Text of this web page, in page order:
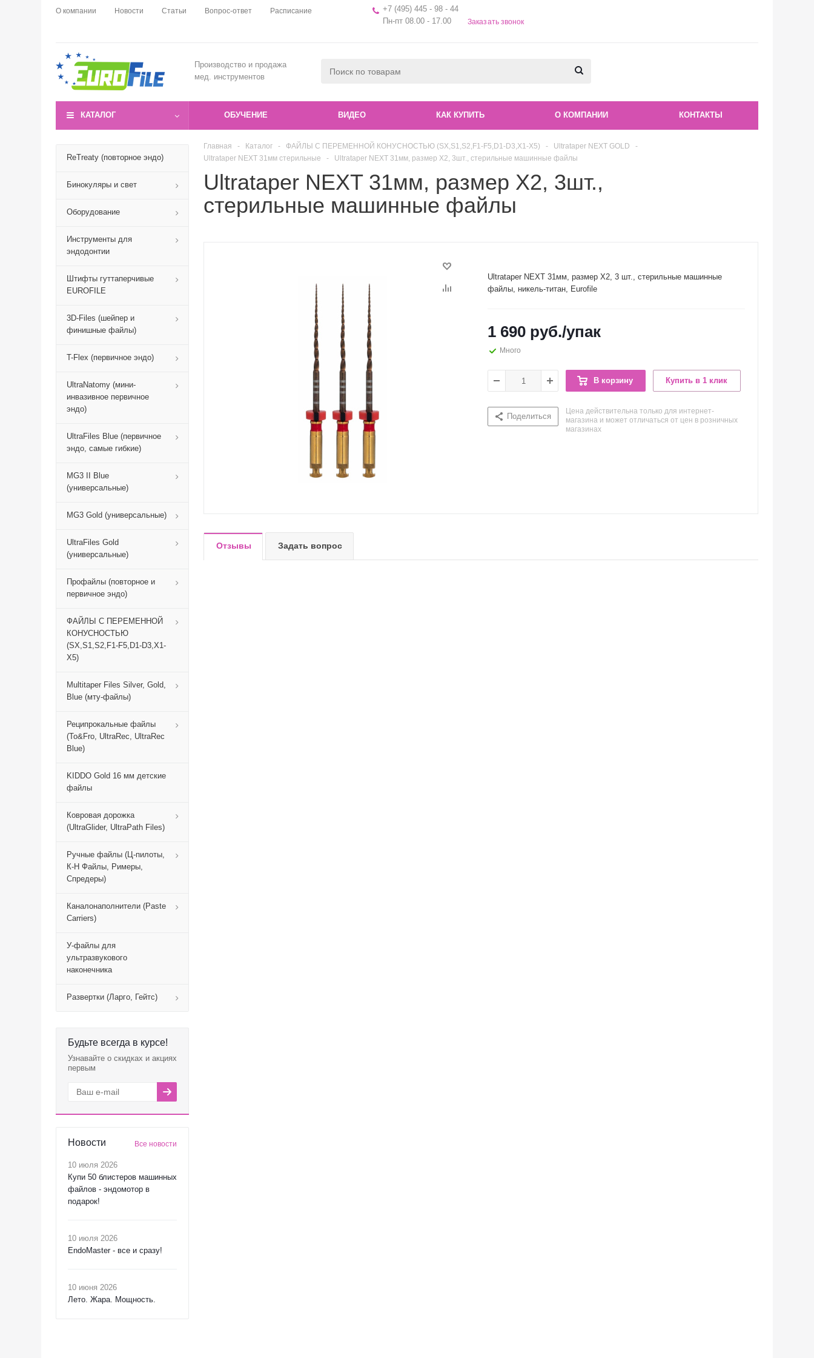
О компании Новости Статьи Вопрос-ответ Расписание
+7 (495) 445 - 98 - 44
Пн-пт 08.00 - 17.00
Заказать звонок
Производство и продажа
мед. инструментов
КАТАЛОГ ОБУЧЕНИЕ ВИДЕО КАК КУПИТЬ О КОМПАНИИ КОНТАКТЫ
ReTreaty (повторное эндо)
Бинокуляры и свет
Оборудование
Инструменты для
эндодонтии
Штифты гуттаперчивые
EUROFILE
3D-Files (шейпер и
финишные файлы)
T-Flex (первичное эндо)
UltraNatomy (мини-
инвазивное первичное
эндо)
UltraFiles Blue (первичное
эндо, самые гибкие)
MG3 II Blue
(универсальные)
MG3 Gold (универсальные)
UltraFiles Gold
(универсальные)
Профайлы (повторное и
первичное эндо)
ФАЙЛЫ С ПЕРЕМЕННОЙ
КОНУСНОСТЬЮ
(SX,S1,S2,F1-F5,D1-D3,X1-
X5)
Multitaper Files Silver, Gold,
Blue (мту-файлы)
Реципрокальные файлы
(To&Fro, UltraRec, UltraRec
Blue)
KIDDO Gold 16 мм детские
файлы
Ковровая дорожка
(UltraGlider, UltraPath Files)
Ручные файлы (Ц-пилоты,
К-H Файлы, Римеры,
Спредеры)
Каналонаполнители (Paste
Carriers)
У-файлы для
ультразвукового
наконечника
Развертки (Ларго, Гейтс)
Будьте всегда в курсе!
Узнавайте о скидках и акциях
первым
Новости Все новости
10 июля 2026
Купи 50 блистеров машинных
файлов - эндомотор в
подарок!
10 июля 2026
EndoMaster - все и сразу!
10 июня 2026
Лето. Жара. Мощность.
Главная - Каталог - ФАЙЛЫ С ПЕРЕМЕННОЙ КОНУСНОСТЬЮ (SX,S1,S2,F1-F5,D1-D3,X1-X5) - Ultrataper NEXT GOLD
-
Ultrataper NEXT 31мм стерильные
- Ultrataper NEXT 31мм, размер X2, 3шт., стерильные машинные файлы
Ultrataper NEXT 31мм, размер X2, 3шт.,
стерильные машинные файлы
Ultrataper NEXT 31мм, размер X2, 3 шт., стерильные машинные
файлы, никель-титан, Eurofile
1 690 руб./упак
Много
В корзину Купить в 1 клик
Поделиться
Цена действительна только для интернет-
магазина и может отличаться от цен в розничных
магазинах
Отзывы Задать вопрос